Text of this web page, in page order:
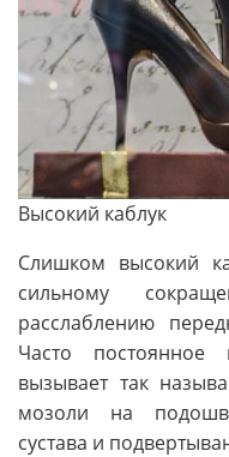
Высокий каблук
Слишком высокий
сильному
расслаблению
Часто постоянное
вызывает так
мозоли на
сустава и